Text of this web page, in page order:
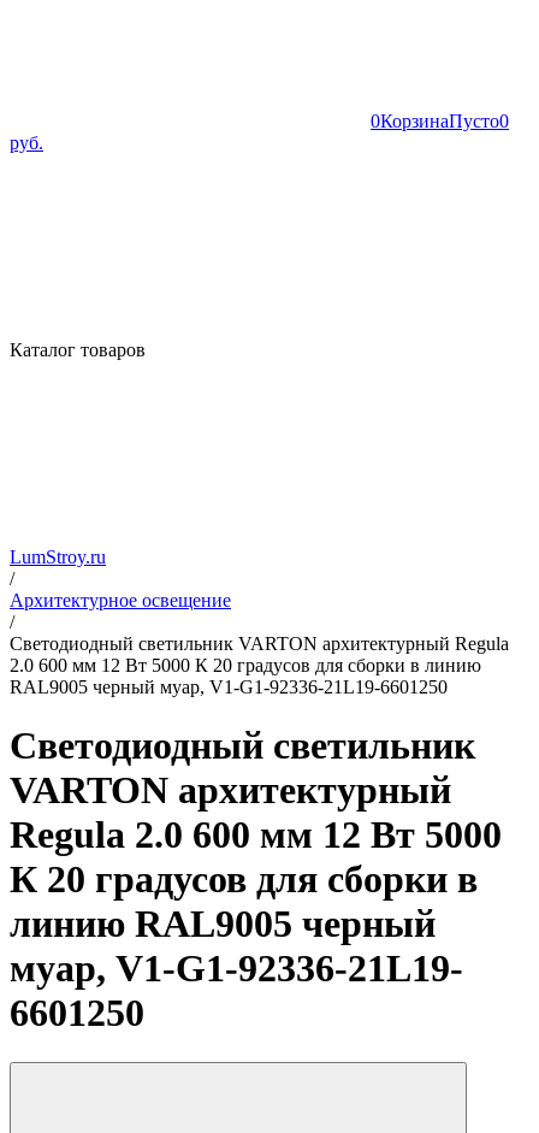
0КорзинаПусто0
руб.
Каталог товаров
LumStroy.ru
/
Архитектурное освещение
/
Светодиодный светильник VARTON архитектурный Regula
2.0 600 мм 12 Вт 5000 К 20 градусов для сборки в линию
RAL9005 черный муар, V1-G1-92336-21L19-6601250
Светодиодный светильник
VARTON архитектурный
Regula 2.0 600 мм 12 Вт 5000
К 20 градусов для сборки в
линию RAL9005 черный
муар, V1-G1-92336-21L19-
6601250